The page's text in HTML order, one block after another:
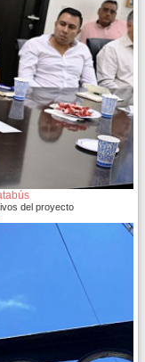
del proyecto